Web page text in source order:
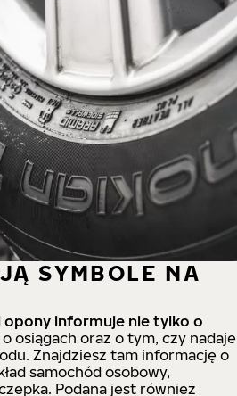
SYMBOLE NA
opony informuje nie tylko o
osiągach oraz o tym, czy nadaje
Znajdziesz tam informację o
samochód osobowy,
Podana jest również